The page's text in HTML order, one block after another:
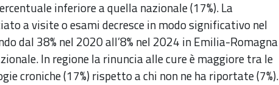
inferiore a quella nazionale (17%). La
a visite o esami decresce in modo significativo nel
dal 38% nel 2020 all’8% nel 2024 in Emilia-Romagna
In regione la rinuncia alle cure è maggiore tra le
croniche (17%) rispetto a chi non ne ha riportate (7%).